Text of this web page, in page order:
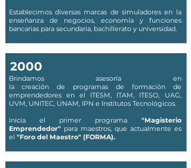
Establecimos diversas marcas de simuladores en la
enseñanza de negocios, economía y funciones
bancarias para secundaria, bachillerato y universidad.
2000
Brindamos
asesoría en
la creación de programas de formaciónde
emprendedores en el ITESM, ITAM, ITESO, UAG,
UVM, UNITEC, UNAM, IPN e Institutos Tecnológicos.
Inicia el primer programa "Magisterio
Emprendedor" para maestros, que actualmente es
el "Foro del Maestro" (FORMA).